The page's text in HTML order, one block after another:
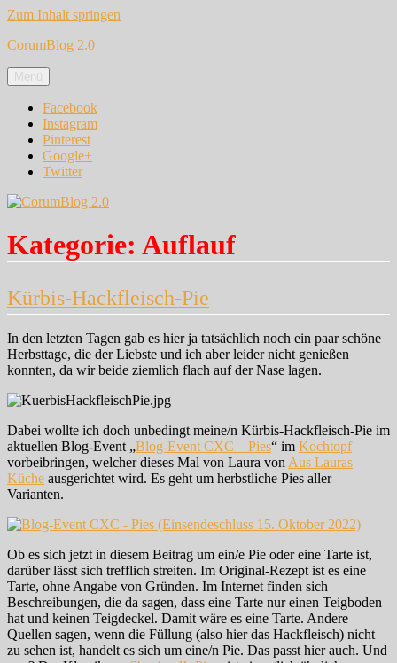
Zum Inhalt springen
CorumBlog 2.0
Menü
Facebook
Instagram
Pinterest
Google+
Twitter
Kategorie: Auflauf
Kürbis-Hackfleisch-Pie
In den letzten Tagen gab es hier ja tatsächlich noch ein paar schöne
Herbsttage, die der Liebste und ich aber leider nicht genießen
konnten, da wir beide ziemlich flach auf der Nase lagen.
Dabei wollte ich doch unbedingt meine/n Kürbis-Hackfleisch-Pie im
aktuellen Blog-Event „Blog-Event CXC – Pies“ im Kochtopf
vorbeibringen, welcher dieses Mal von Laura von Aus Lauras
Küche ausgerichtet wird. Es geht um herbstliche Pies aller
Varianten.
Ob es sich jetzt in diesem Beitrag um ein/e Pie oder eine Tarte ist,
darüber lässt sich trefflich streiten. Im Original-Rezept ist es eine
Tarte, ohne Angabe von Gründen. Im Internet finden sich
Beschreibungen, die da sagen, dass eine Tarte nur einen Teigboden
hat und keinen Teigdeckel. Damit wäre es eine Tarte. Andere
Quellen sagen, wenn die Füllung (also hier das Hackfleisch) nicht
zu sehen ist, handelt es sich um eine/n Pie. Das passt hier auch. Und